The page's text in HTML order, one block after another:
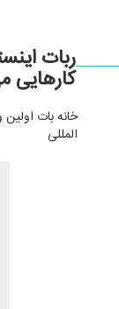
ربات
کارهایی
خانه بات اولین
المللی